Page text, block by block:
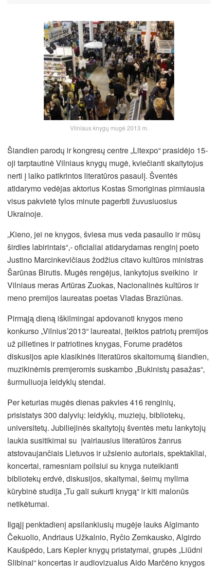
Vilniaus knygų mugė 2013 m.
Šiandien parodų ir kongresų centre „Litexpo“ prasidėjo 15-
oji tarptautinė Vilniaus knygų mugė, kviečianti skaitytojus
nerti į laiko patikrintos literatūros pasaulį. Šventės
atidarymo vedėjas aktorius Kostas Smoriginas pirmiausia
visus pakvietė tylos minute pagerbti žuvusiuosius
Ukrainoje.
„Kieno, jei ne knygos, šviesa mus veda pasaulio ir mūsų
širdies labirintais“,- oficialiai atidarydamas renginį poeto
Justino Marcinkevičiaus žodžius citavo kultūros ministras
Šarūnas Birutis. Mugės rengėjus, lankytojus sveikino ir
Vilniaus meras Artūras Zuokas, Nacionalinės kultūros ir
meno premijos laureatas poetas Vladas Braziūnas.
Pirmąją dieną iškilmingai apdovanoti knygos meno
konkurso „Vilnius’2013“ laureatai, įteiktos patriotų premijos
už pilietines ir patriotines knygas, Forume pradėtos
diskusijos apie klasikinės literatūros skaitomumą šiandien,
muzikinėmis premjeromis suskambo „Bukinistų pasažas“,
šurmuliuoja leidyklų stendai.
Per keturias mugės dienas pakvies 416 renginių,
prisistatys 300 dalyvių: leidyklų, muziejų, bibliotekų,
universitetų. Jubiliejinės skaitytojų šventės metu lankytojų
laukia susitikimai su įvairiausius literatūros žanrus
atstovaujančiais Lietuvos ir užsienio autoriais, spektakliai,
koncertai, ramesniam poilsiui su knyga nuteikianti
bibliotekų erdvė, diskusijos, skaitymai, šeimų mylima
kūrybinė studija „Tu gali sukurti knygą“ ir kiti malonūs
netikėtumai.
Ilgąjį penktadienį apsilankiusių mugėje lauks Algimanto
Čekuolio, Andriaus Užkalnio, Ryčio Zemkausko, Algirdo
Kaušpėdo, Lars Kepler knygų pristatymai, grupės „Liūdni
Slibinai“ koncertas ir audiovizualus Aido Marčėno knygos